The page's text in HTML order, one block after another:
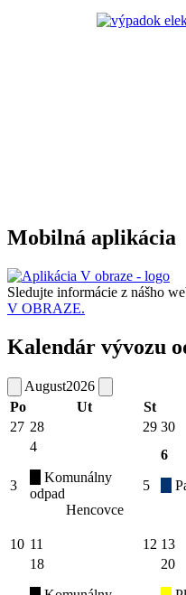
Mobilná aplikácia
Sledujte informácie z nášho
V OBRAZE.
Kalendár vývozu
August2026
Po
Ut St
27 28 29 30
3
4
Komunálny
odpad
Hencovce
5
6
10 11 12 13
18
20